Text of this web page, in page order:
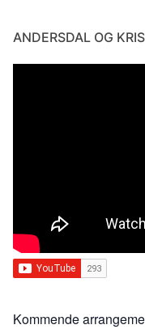
ANDERSDAL OG
Kommende